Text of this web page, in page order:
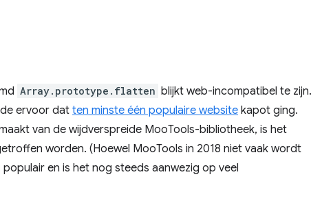
Array.prototype.flatten blijkt web-incompatibel te zijn.
ervoor datten minste één populaire website kapot ging.
van de wijdverspreide MooTools-bibliotheek, is het
worden. (Hoewel MooTools in 2018 niet vaak wordt
en is het nog steeds aanwezig op veel